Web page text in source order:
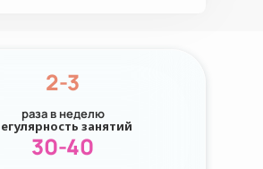
2-3
раза в неделю
занятий
30-40